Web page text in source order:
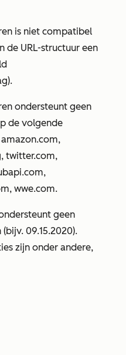
is niet compatibel
de URL-structuur een
).
ondersteunt geen
de volgende
twitter.com,
wwe.com.
geen
(bijv. 09.15.2020).
zijn onder andere,